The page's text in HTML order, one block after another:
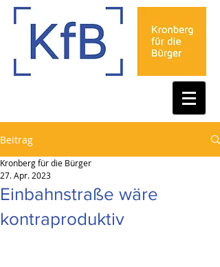
Beitrag
Einbahnstraße wäre
kontraproduktiv
Kronberg für die Bürger
27. Apr. 2023